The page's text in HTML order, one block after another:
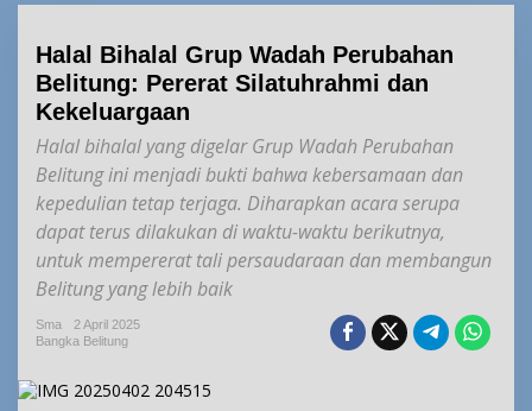
Halal Bihalal Grup Wadah Perubahan
Belitung: Pererat Silatuhrahmi dan
Kekeluargaan
Halal bihalal yang digelar Grup Wadah Perubahan
Belitung ini menjadi bukti bahwa kebersamaan dan
kepedulian tetap terjaga. Diharapkan acara serupa
dapat terus dilakukan di waktu-waktu berikutnya,
untuk mempererat tali persaudaraan dan membangun
Belitung yang lebih baik
Sma
2 April 2025
Bangka Belitung